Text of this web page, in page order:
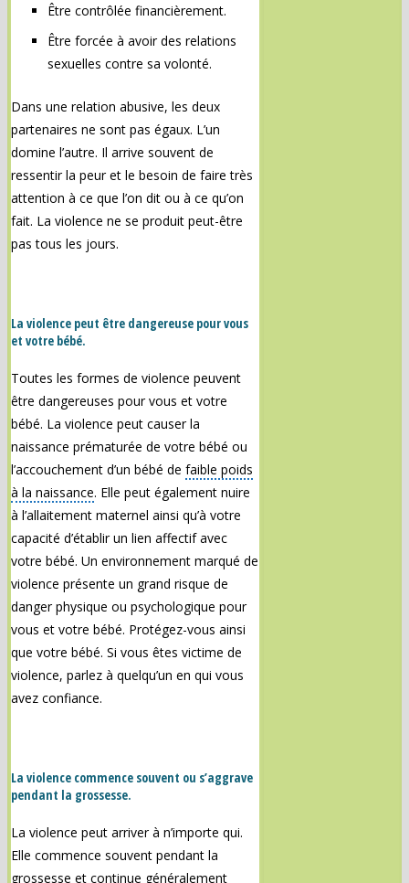
Être contrôlée financièrement.
Être forcée à avoir des relations
sexuelles contre sa volonté.
Dans une relation abusive, les deux
partenaires ne sont pas égaux. L’un
domine l’autre. Il arrive souvent de
ressentir la peur et le besoin de faire très
attention à ce que l’on dit ou à ce qu’on
fait. La violence ne se produit peut-être
pas tous les jours.
La violence peut être dangereuse pour vous
et votre bébé.
Toutes les formes de violence peuvent
être dangereuses pour vous et votre
bébé. La violence peut causer la
naissance prématurée de votre bébé ou
l’accouchement d’un bébé defaible poids
à la naissance. Elle peut également nuire
à l’allaitement maternel ainsi qu’à votre
capacité d’établir un lien affectif avec
votre bébé. Un environnement marqué de
violence présente un grand risque de
danger physique ou psychologique pour
vous et votre bébé. Protégez-vous ainsi
que votre bébé. Si vous êtes victime de
violence, parlez à quelqu’un en qui vous
avez confiance.
La violence commence souvent ou s’aggrave
pendant la grossesse.
La violence peut arriver à n’importe qui.
Elle commence souvent pendant la
grossesse et continue généralement